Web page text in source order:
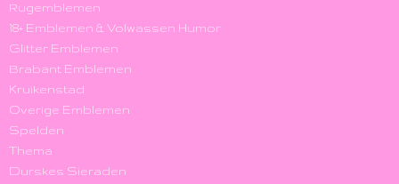
Rugemblemen
18+ Emblemen & Volwassen Humor
Glitter Emblemen
Brabant Emblemen
Kruikenstad
Overige Emblemen
Spelden
Thema
Durskes Sieraden